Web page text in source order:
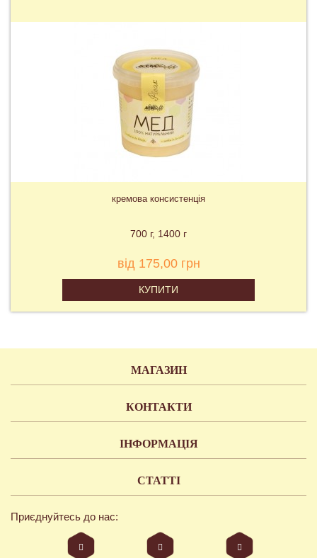
кремова консистенція
700 г 1400 г
від 175,00 грн
КУПИТИ
МАГАЗИН
КОНТАКТИ
ІНФОРМАЦІЯ
СТАТТІ
Приєднуйтесь до нас: